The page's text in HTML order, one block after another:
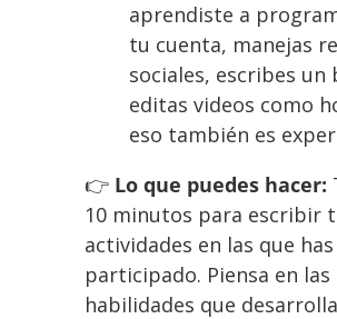
aprendiste a
tu cuenta, manejas
sociales, escribes un
editas videos como
eso también es
👉 Lo que puedes hacer:
10 minutos para escribir
actividades en las que has
participado. Piensa en las
habilidades que